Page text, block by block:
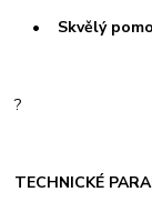
• Skvělý
?
TECHNICKÉ